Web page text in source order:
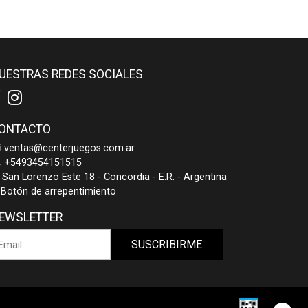
REDES SOCIALES
ventas@centerjuegos.com.ar
+5493454151515
San Lorenzo Este 18 - Concordia - E.R. - Argentina
Botón de arrepentimiento
SUSCRIBIRME